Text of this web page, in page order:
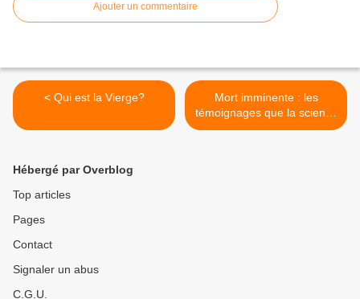
Ajouter un commentaire
< Qui est la Vierge?
Mort imminente : les
témoignages que la science
refuse de voir ! >
Hébergé par Overblog
Top articles
Pages
Contact
Signaler un abus
C.G.U.